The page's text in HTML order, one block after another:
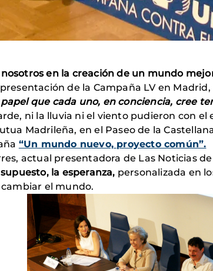
nosotros en la creación de un mundo
de la Campaña LV en
que cada uno, en conciencia, cree
ni la lluvia ni el viento pudieron con
Madrileña, en el Paseo de la
“Un mundo nuevo, proyecto común”.
actual presentadora de Las Noticias
la esperanza, personalizada en
el mundo.